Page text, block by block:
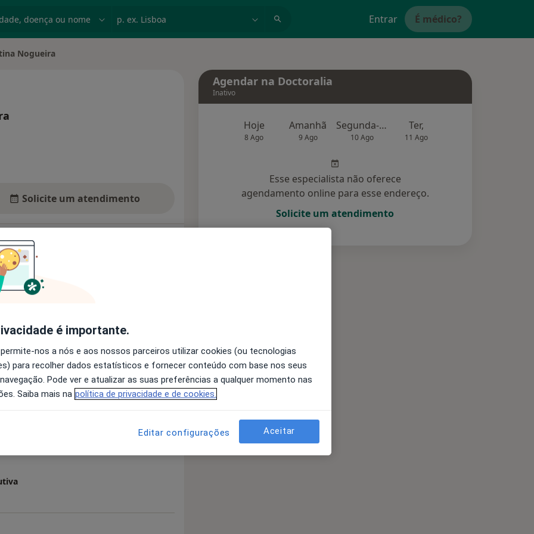
Entrar É médico?
cidadeNogueira
Solicite um atendimento
Opiniões
de Santa Catarina, Brasil.
Plástica no Hospital Militar da
da Associação dos Ex alunos do
de Barcelona, España
Plástica
Plástica
Faculdade de Medicina Veiga de
pela USP, Brasil
Agendar na Doctoralia
Inativo
Hoje
8 Ago
Amanhã
9 Ago
Segunda-feira
10 Ago
Ter,
11 Ago
Esse especialista não oferece
agendamento online para esse endereço.
Solicite um atendimento
é importante.
nos a nós e aos nossos parceiros utilizar cookies (ou tecnologias
para recolher dados estatísticos e fornecer conteúdo com base nos seus
Pode ver e atualizar as suas preferências a qualquer momento nas
Saiba mais na política de privacidade e de cookies.
Editar configurações Aceitar